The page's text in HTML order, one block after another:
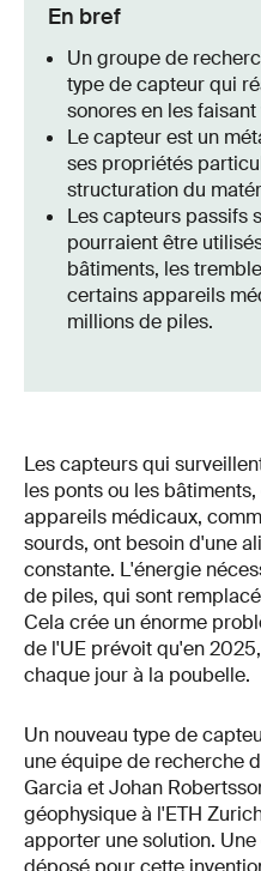
En bref
Un groupe de
type de capteur qui
sonores en les faisant
Le capteur est un
ses propriétés
structuration du
Les capteurs passifs
pourraient être
bâtiments, les
certains appareils
millions de piles.
Les capteurs qui
les ponts ou les
appareils médicaux,
sourds, ont besoin d'une
constante. L'énergie
de piles, qui sont
Cela crée un énorme
de l'UE prévoit qu'en
chaque jour à la poubelle.
Un nouveau type de
une équipe de recherche
Garcia et Johan
géophysique à l'ETH
apporter une solution.